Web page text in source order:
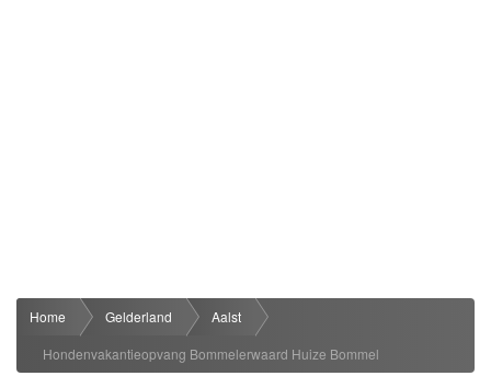
Home Gelderland
Aalst
Hondenvakantieopvang Bommelerwaard Huize Bommel